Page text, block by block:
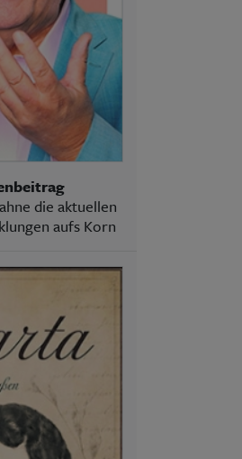
die aktuellen
aufs Korn